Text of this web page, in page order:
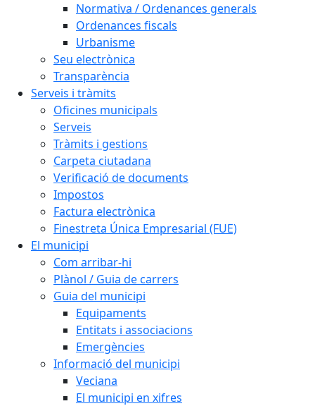
Normativa / Ordenances generals
Ordenances fiscals
Urbanisme
Seu electrònica
Transparència
Serveis i tràmits
Oficines municipals
Serveis
Tràmits i gestions
Carpeta ciutadana
Verificació de documents
Impostos
Factura electrònica
Finestreta Única Empresarial (FUE)
El municipi
Com arribar-hi
Plànol / Guia de carrers
Guia del municipi
Equipaments
Entitats i associacions
Emergències
Informació del municipi
Veciana
El municipi en xifres